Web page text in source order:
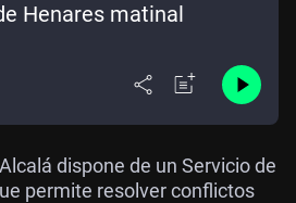
Henares matinal
dispone de un Servicio de
permite resolver conflictos